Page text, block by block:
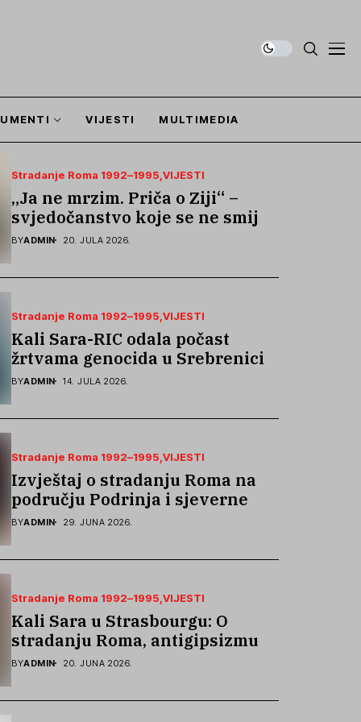
VIJESTI MULTIMEDIA
Stradanje Roma 1992–1995 VIJESTI
„Ja ne mrzim. Priča o Ziji“ –
svjedočanstvo koje se ne smije
zaboraviti
BYADMIN 20. JULA 2026.
Stradanje Roma 1992–1995 VIJESTI
Kali Sara-RIC odala počast
žrtvama genocida u Srebrenici i
podsjetila na stradanje Roma iz
BYADMIN 14. JULA 2026.
Stradanje Roma 1992–1995 VIJESTI
Izvještaj o stradanju Roma na
području Podrinja i sjeverne
Bosne 1992–1995. godine
BYADMIN 29. JUNA 2026.
Stradanje Roma 1992–1995 VIJESTI
Kali Sara u Strasbourgu: O
stradanju Roma, antigipsizmu i
borbi protiv govora mržnje
BYADMIN 20. JUNA 2026.